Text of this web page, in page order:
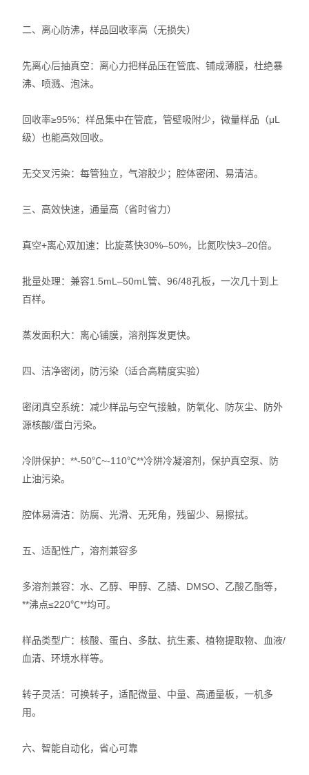
二、离心防沸，样品回收率高（无损失）
先离心后抽真空：离心力把样品压在管底、铺成薄膜，杜绝暴
沸、喷溅、泡沫。
回收率≥95%：样品集中在管底，管壁吸附少，微量样品（μL
级）也能高效回收。
无交叉污染：每管独立，气溶胶少；腔体密闭、易清洁。
三、高效快速，通量高（省时省力）
真空+离心双加速：比旋蒸快30%–50%，比氮吹快3–20倍。
批量处理：兼容1.5mL–50mL管、96/48孔板，一次几十到上
百样。
蒸发面积大：离心铺膜，溶剂挥发更快。
四、洁净密闭，防污染（适合高精度实验）
密闭真空系统：减少样品与空气接触，防氧化、防灰尘、防外
源核酸/蛋白污染。
冷阱保护：**-50℃~-110℃**冷阱冷凝溶剂，保护真空泵、防
止油污染。
腔体易清洁：防腐、光滑、无死角，残留少、易擦拭。
五、适配性广，溶剂兼容多
多溶剂兼容：水、乙醇、甲醇、乙腈、DMSO、乙酸乙酯等，
**沸点≤220℃**均可。
样品类型广：核酸、蛋白、多肽、抗生素、植物提取物、血液/
血清、环境水样等。
转子灵活：可换转子，适配微量、中量、高通量板，一机多
用。
六、智能自动化，省心可靠